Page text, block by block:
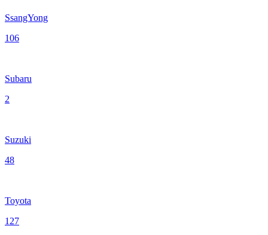
SsangYong
106
Subaru
2
Suzuki
48
Toyota
127